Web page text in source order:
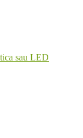
sau LED